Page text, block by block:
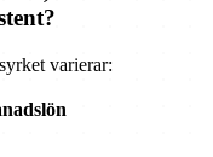
varierar: